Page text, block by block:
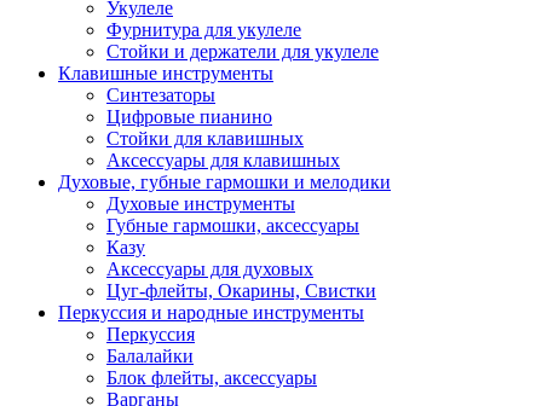
Укулеле
Фурнитура для укулеле
Стойки и держатели для укулеле
Клавишные инструменты
Синтезаторы
Цифровые пианино
Стойки для клавишных
Аксессуары для клавишных
Духовые, губные гармошки и мелодики
Духовые инструменты
Губные гармошки, аксессуары
Казу
Аксессуары для духовых
Цуг-флейты, Окарины, Свистки
Перкуссия и народные инструменты
Перкуссия
Балалайки
Блок флейты, аксессуары
Варганы